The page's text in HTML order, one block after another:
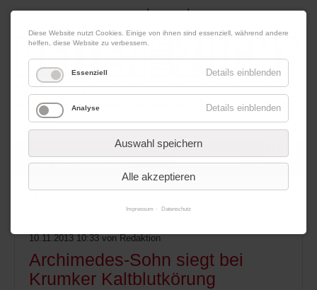
07. August 2026 Impressum|Kontakt|Datenschutz
Werbung
10.11.2013 10:33 von Redaktion
Archimedes-Sohn siegt bei
Krumker Kaltblutkörung
Diese Website nutzt Cookies. Einige von ihnen sind essenziell, während andere
helfen, diese Website zu verbessern.
Essenziell Details einblenden
Analyse Details einblenden
Auswahl speichern
Alle akzeptieren
Impressum Datenschutz